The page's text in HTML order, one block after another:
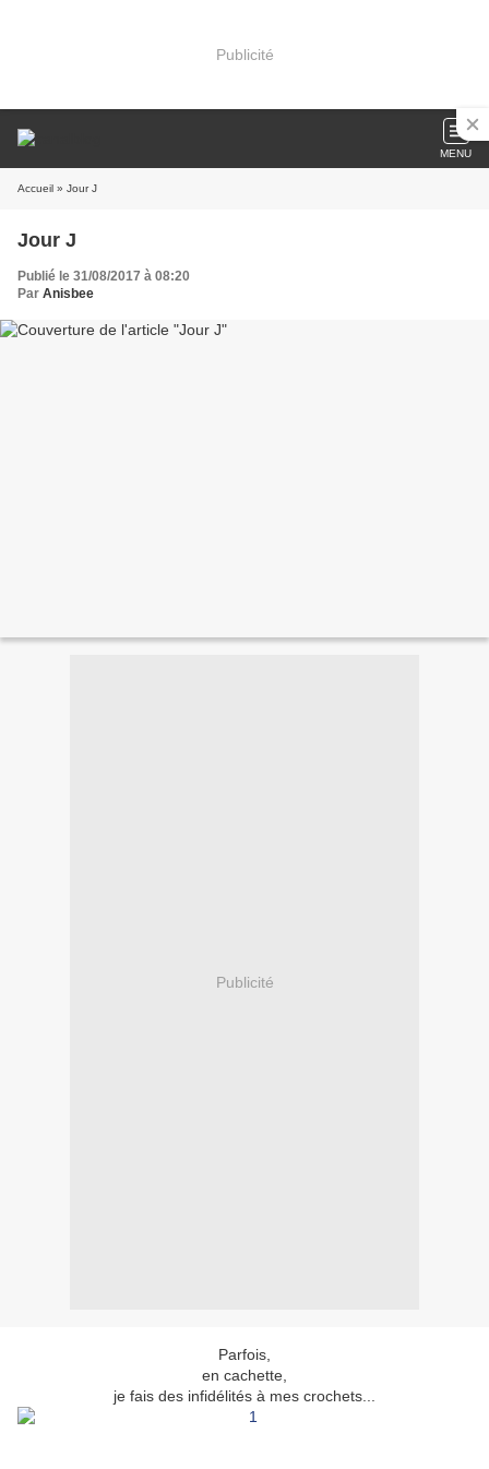
Publicité
MENU
Accueil » Jour J
Jour J
Publié le 31/08/2017 à 08:20
Par Anisbee
Publicité
Parfois,
en cachette,
je fais des infidélités à mes crochets...